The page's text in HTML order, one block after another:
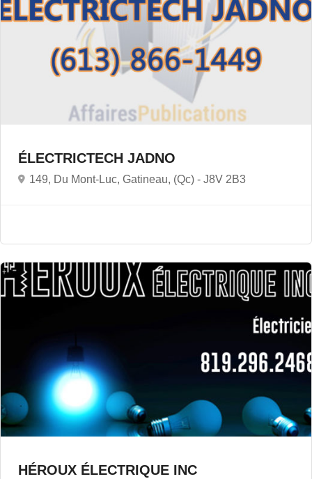
ÉLECTRICTECH JADNO
149, Du Mont-Luc, Gatineau, (Qc) - J8V 2B3
HÉROUX ÉLECTRIQUE INC